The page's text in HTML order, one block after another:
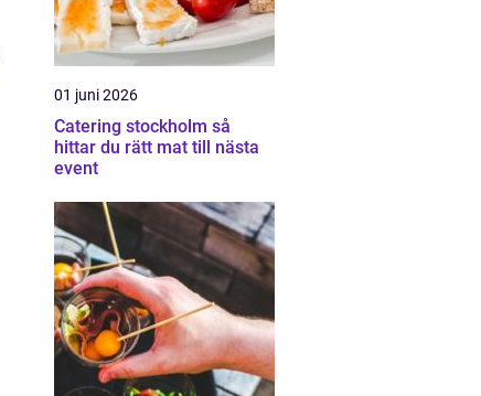
01 juni 2026
Catering stockholm så
hittar du rätt mat till nästa
event